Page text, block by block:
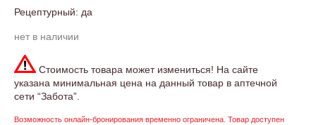
Рецептурный: да
нет в наличии
Стоимость товара может измениться! На сайте
указана минимальная цена на данный товар в аптечной
сети “Забота”.
Возможность онлайн-бронирования временно ограничена. Товар доступен